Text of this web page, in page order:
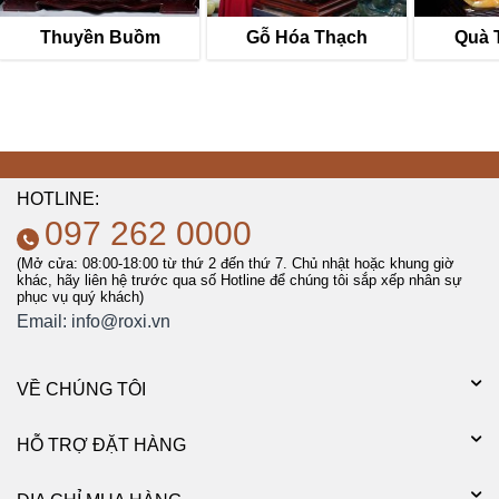
Thuyền Buồm Gỗ Hóa Thạch Quà
HOTLINE:
097 262 0000
(Mở cửa: 08:00-18:00 từ thứ 2 đến thứ 7. Chủ nhật hoặc khung giờ
khác, hãy liên hệ trước qua số Hotline để chúng tôi sắp xếp nhân sự
phục vụ quý khách)
Email: info@roxi.vn
VỀ CHÚNG TÔI
HỖ TRỢ ĐẶT HÀNG